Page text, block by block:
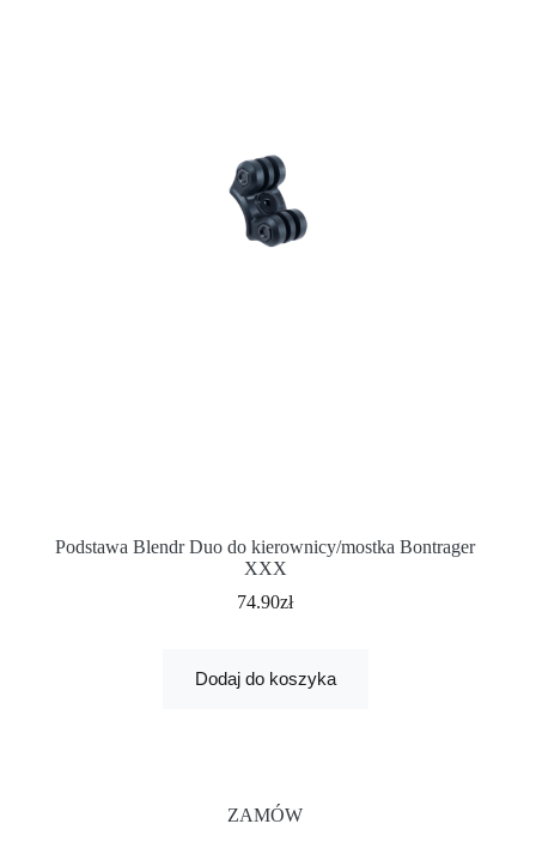
Podstawa Blendr Duo do kierownicy/mostka Bontrager
XXX
74.90zł
Dodaj do koszyka
ZAMÓW